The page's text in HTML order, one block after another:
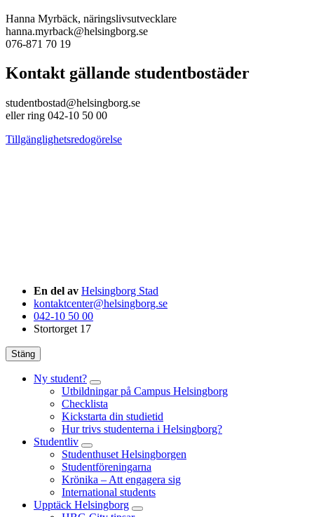
Hanna Myrbäck, näringslivsutvecklare
hanna.myrback@helsingborg.se
076-871 70 19
Kontakt gällande studentbostäder
studentbostad@helsingborg.se
eller ring 042-10 50 00
Tillgänglighetsredogörelse
En del av Helsingborg Stad
kontaktcenter@helsingborg.se
042-10 50 00
Stortorget 17
Stäng
Ny student?
Utbildningar på Campus Helsingborg
Checklista
Kickstarta din studietid
Hur trivs studenterna i Helsingborg?
Studentliv
Studenthuset Helsingborgen
Studentföreningarna
Krönika – Att engagera sig
International students
Upptäck Helsingborg